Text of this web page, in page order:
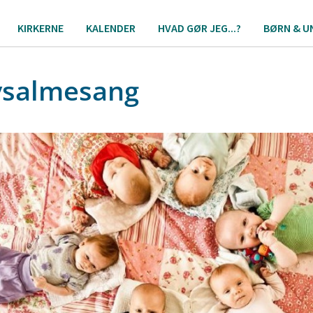
KIRKERNE KALENDER HVAD GØR JEG...? BØRN &